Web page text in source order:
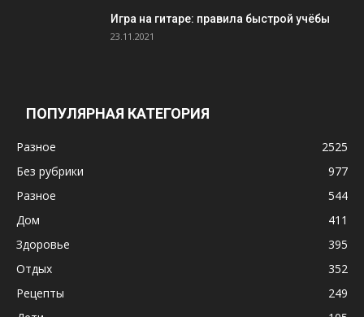
Игра на гитаре: правила быстрой учёбы
23.11.2021
ПОПУЛЯРНАЯ КАТЕГОРИЯ
Разное
2525
Без рубрики
977
Разное
544
Дом
411
Здоровье
395
Отдых
352
Рецепты
249